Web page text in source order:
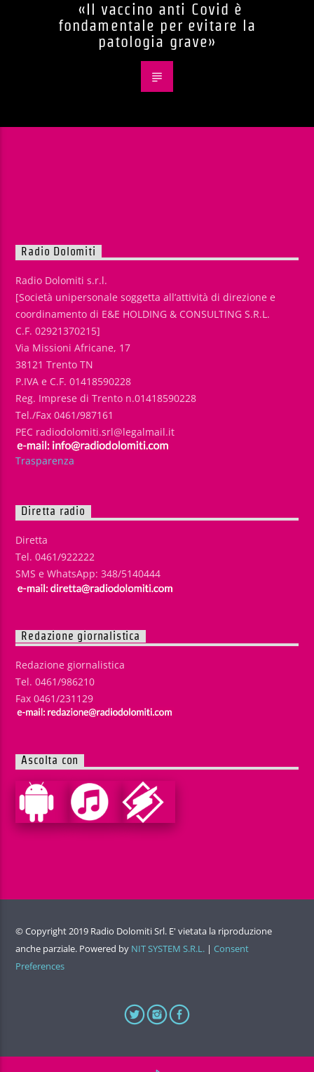
«Il vaccino anti Covid è
fondamentale per evitare la
patologia grave»
Radio Dolomiti
Radio Dolomiti s.r.l.
[Società unipersonale soggetta all’attività di direzione e
coordinamento di E&E HOLDING & CONSULTING S.R.L.
C.F. 02921370215]
Via Missioni Africane, 17
38121 Trento TN
P.IVA e C.F. 01418590228
Reg. Imprese di Trento n.01418590228
Tel./Fax 0461/987161
PEC radiodolomiti.srl@legalmail.it
Trasparenza
Diretta radio
Diretta
Tel. 0461/922222
SMS e WhatsApp: 348/5140444
Redazione giornalistica
Redazione giornalistica
Tel. 0461/986210
Fax 0461/231129
Ascolta con
© Copyright 2019 Radio Dolomiti Srl. E' vietata la riproduzione
anche parziale. Powered by NIT SYSTEM S.R.L. | Consent
Preferences